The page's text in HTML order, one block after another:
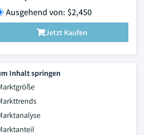
Ausgehend von: $2,450
Jetzt Kaufen
Inhalt springen